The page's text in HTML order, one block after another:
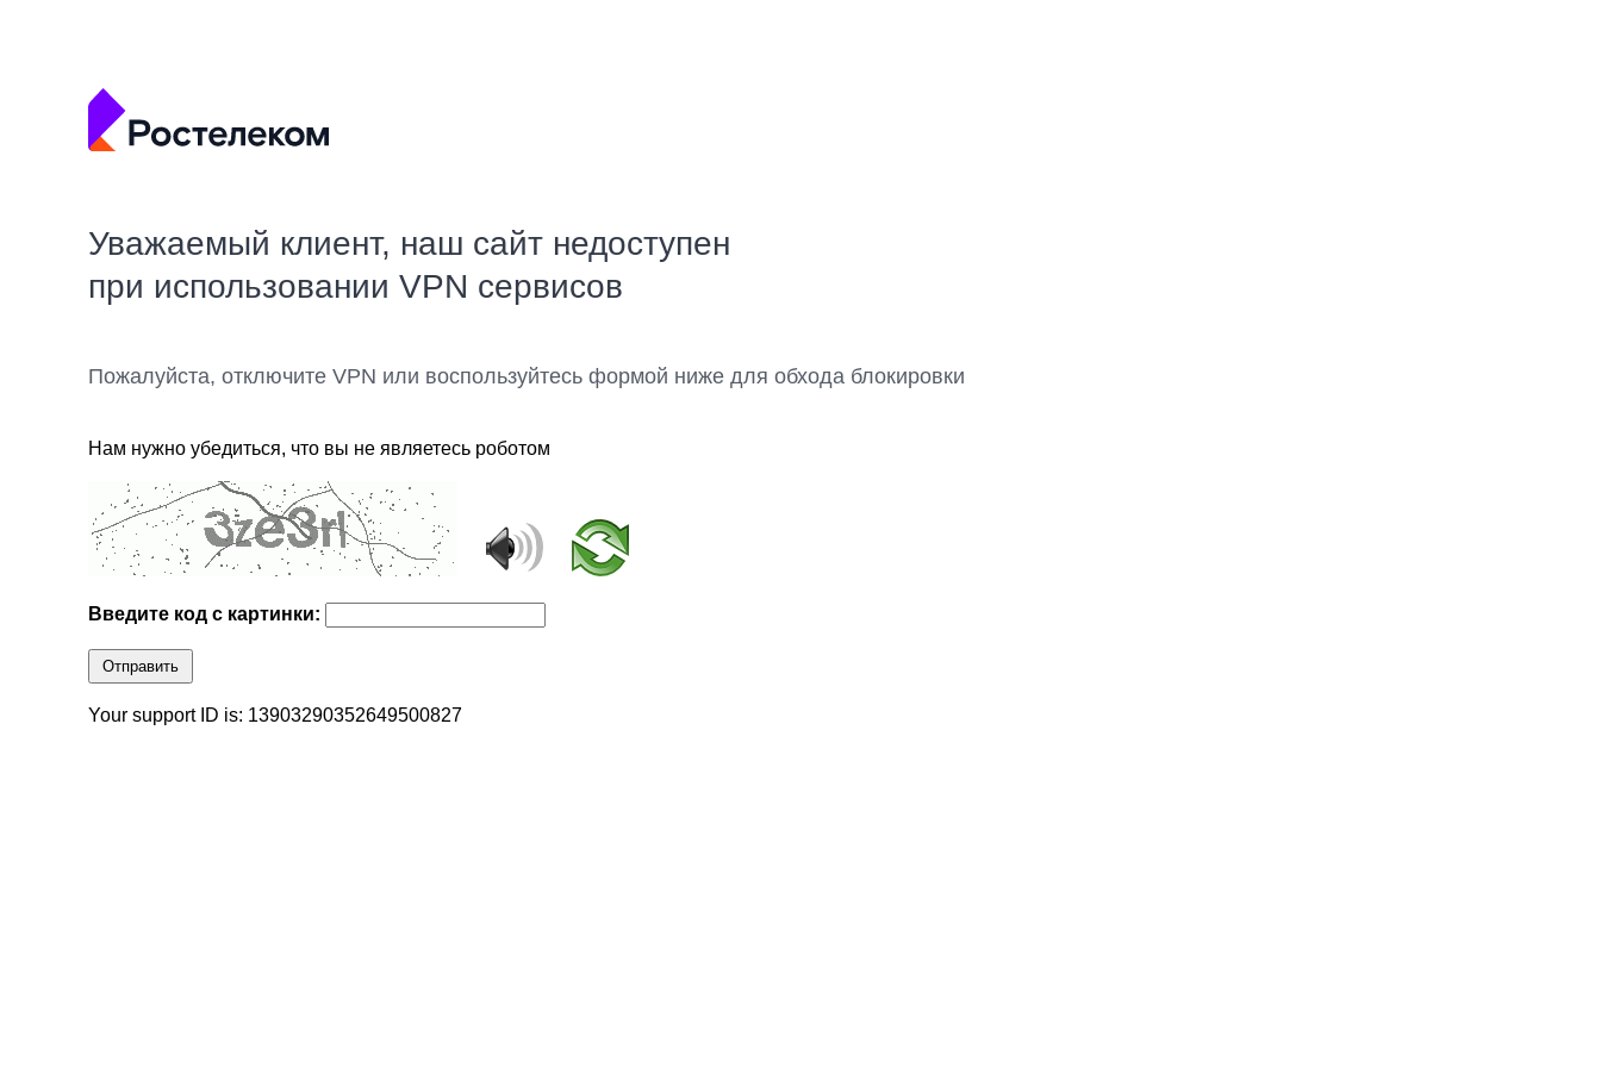
Уважаемый клиент, наш сайт недоступен
при использовании VPN сервисов
Пожалуйста, отключите VPN или воспользуйтесь формой ниже для обхода блокировки
Нам нужно убедиться, что вы не являетесь роботом
Введите код с картинки:
Отправить
Your support ID is: 13903290352649500827